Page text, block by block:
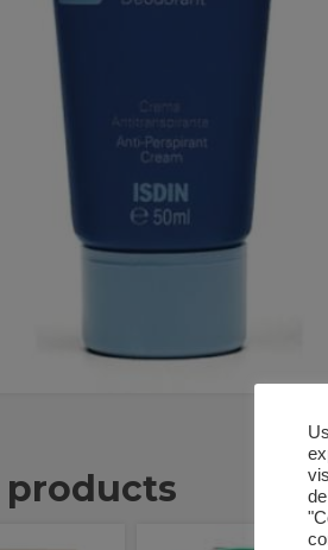
products